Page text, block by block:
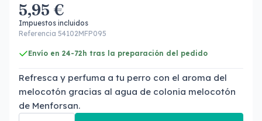
5,95 €
Impuestos incluidos
Referencia 54102MFP095
Envío en 24-72h tras la preparación del pedido
Refresca y perfuma a tu perro con el aroma del
melocotón gracias al agua de colonia melocotón
de Menforsan.